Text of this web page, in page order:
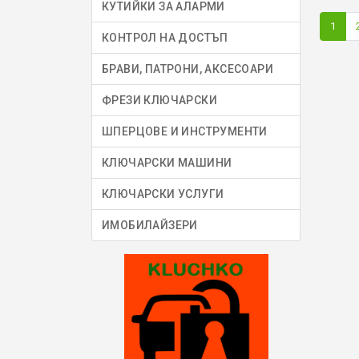
КУТИЙКИ ЗА АЛАРМИ
КОНТРОЛ НА ДОСТЪП
БРАВИ, ПАТРОНИ, АКСЕСОАРИ
ФРЕЗИ КЛЮЧАРСКИ
ШПЕРЦОВЕ И ИНСТРУМЕНТИ
КЛЮЧАРСКИ МАШИНИ
КЛЮЧАРСКИ УСЛУГИ
ИМОБИЛАЙЗЕРИ
1